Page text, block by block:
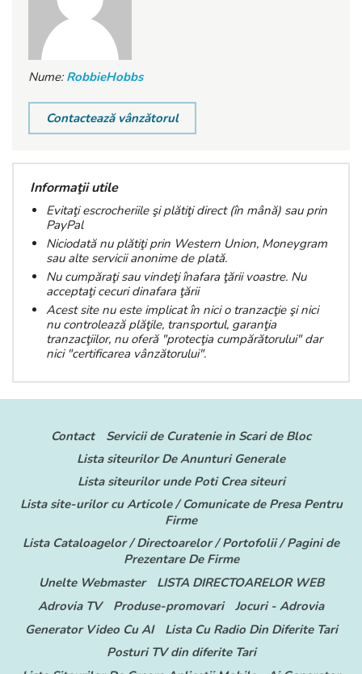
Nume: RobbieHobbs
Contactează vânzătorul
Informaţii utile
Evitaţi escrocheriile şi plătiţi direct (în mână) sau prin
PayPal
Niciodată nu plătiţi prin Western Union, Moneygram
sau alte servicii anonime de plată.
Nu cumpăraţi sau vindeţi înafara ţării voastre. Nu
acceptaţi cecuri dinafara ţării
Acest site nu este implicat în nici o tranzacţie şi nici
nu controlează plăţile, transportul, garanţia
tranzacţiilor, nu oferă "protecţia cumpărătorului" dar
nici "certificarea vânzătorului".
Contact
Servicii de Curatenie in Scari de Bloc
Lista siteurilor De Anunturi Generale
Lista siteurilor unde Poti Crea siteuri
Lista site-urilor cu Articole / Comunicate de Presa Pentru
Firme
Lista Cataloagelor / Directoarelor / Portofolii / Pagini de
Prezentare De Firme
Unelte Webmaster
LISTA DIRECTOARELOR WEB
Adrovia TV
Produse-promovari
Jocuri - Adrovia
Generator Video Cu AI
Lista Cu Radio Din Diferite Tari
Posturi TV din diferite Tari